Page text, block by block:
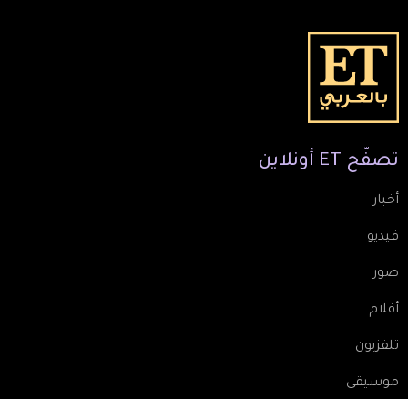
تصفّح ET أونلاين
أخبار
فيديو
صور
أفلام
تلفزيون
موسيقى